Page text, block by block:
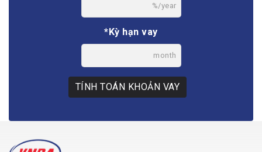
%/year
*Kỳ hạn vay
month
TÍNH TOÁN KHOẢN VAY